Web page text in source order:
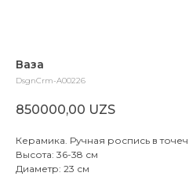
Ваза
DsgnCrm-A00226
850000,00 UZS
Керамика. Ручная роспись в
Высота: 36-38 см
Диаметр: 23 см